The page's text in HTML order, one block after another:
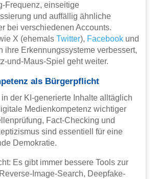
Frequenz, einseitige
und auffällig ähnliche
bei verschiedenen Accounts.
X (ehemalsTwitter), Facebook und
ihre Erkennungssysteme verbessert,
und-Maus-Spiel geht weiter.
als Bürgerpflicht
in der KI-generierte Inhalte alltäglich
Medienkompetenz wichtiger
Fact-Checking und
sind essentiell für eine
Demokratie.
Es gibt immer bessere Tools zur
Image-Search, Deepfake-